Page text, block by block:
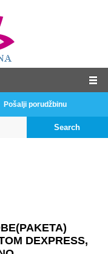
Pošalji porudžbinu
Search
DEXPRESS,